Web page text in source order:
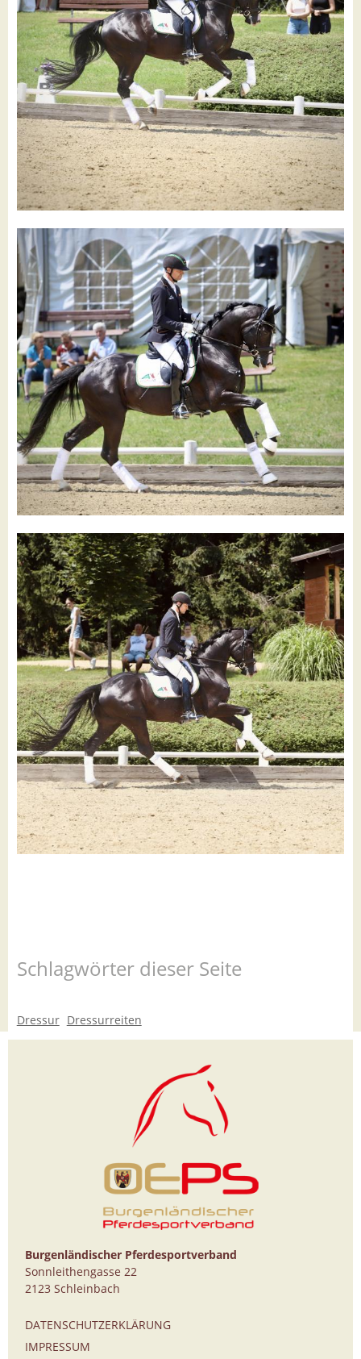
Schlagwörter dieser Seite
Dressur Dressurreiten
Burgenländischer Pferdesportverband
Sonnleithengasse 22
2123 Schleinbach
DATENSCHUTZERKLÄRUNG
IMPRESSUM